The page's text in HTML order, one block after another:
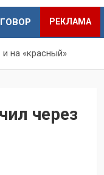
РЕКЛАМА
на «красный»
через